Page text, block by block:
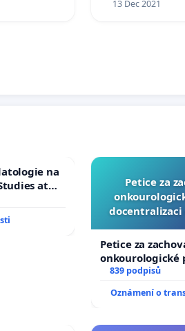
13 Dec 2021
na
at
Petice za
docentralizaci
Petice za
onkourologické
docentralizaci
839 podpisů
Oznámení o